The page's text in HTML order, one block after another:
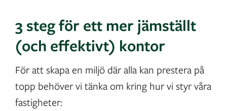
3 steg för ett mer jämställt
(och effektivt) kontor
För att skapa en miljö där alla kan prestera på
topp behöver vi tänka om kring hur vi styr våra
fastigheter: